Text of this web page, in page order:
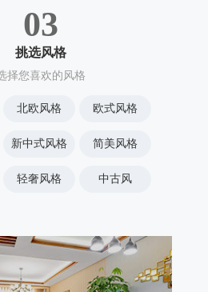
03
挑选风格
择您喜欢的风格
北欧风格 欧式风格
新中式风格 简美风格
轻奢风格 中古风